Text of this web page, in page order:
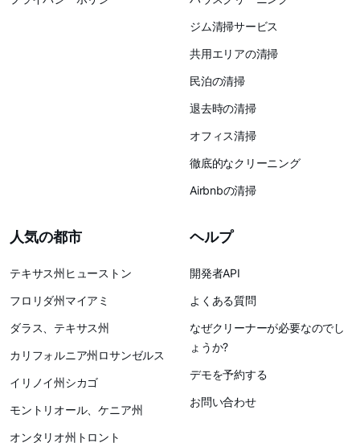
ジム清掃サービス
共用エリアの清掃
民泊の清掃
退去時の清掃
オフィス清掃
徹底的なクリーニング
Airbnbの清掃
人気の都市
テキサス州ヒューストン
フロリダ州マイアミ
ダラス、テキサス州
カリフォルニア州ロサンゼルス
イリノイ州シカゴ
モントリオール、ケニア州
オンタリオ州トロント
ヘルプ
開発者API
よくある質問
なぜクリーナーが必要なのでし
ょうか?
デモを予約する
お問い合わせ